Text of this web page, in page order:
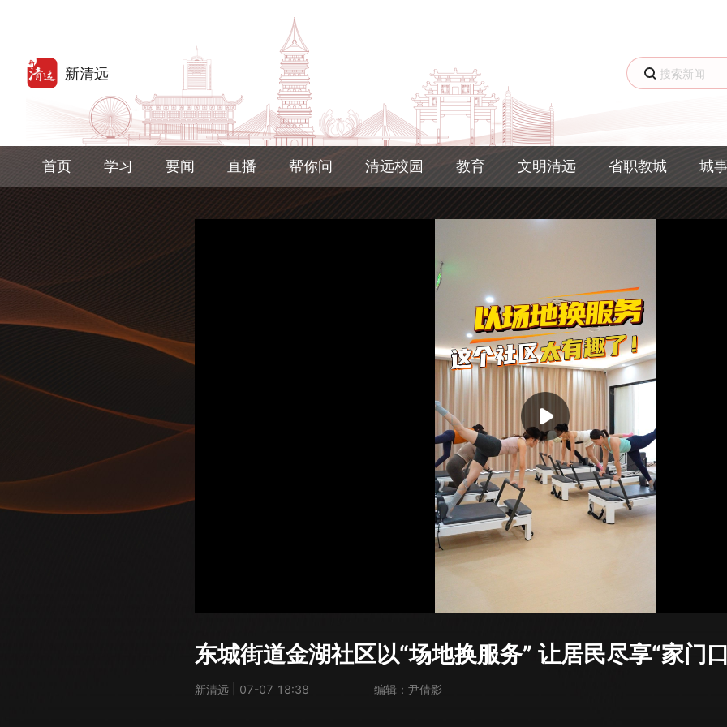
首页 学习 要闻 直播 帮你问 清远校园 教育 文明清远 省职教城 城
东城街道金湖社区以“场地换服务” 让居民尽享“家门
新清远 07-07 18:38 编辑：尹倩影